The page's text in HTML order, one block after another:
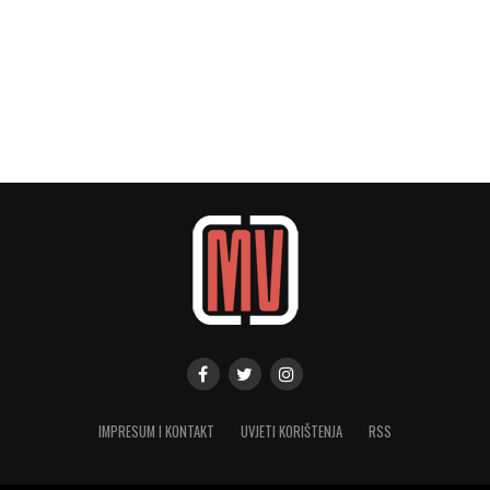
IMPRESUM I KONTAKT UVJETI KORIŠTENJA RSS